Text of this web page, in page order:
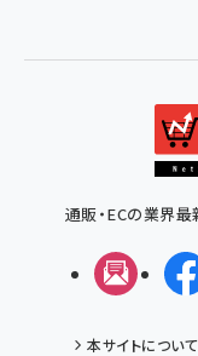
通販・ECの業界
メルマ
本サイトについて